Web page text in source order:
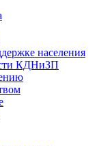
населения
КДНиЗП